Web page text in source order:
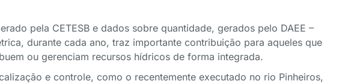
pela CETESB e dados sobre quantidade, gerados pelo DAEE –
durante cada ano, traz importante contribuição para aqueles que
ou gerenciam recursos hídricos de forma integrada.
e controle, como o recentemente executado no rio Pinheiros,